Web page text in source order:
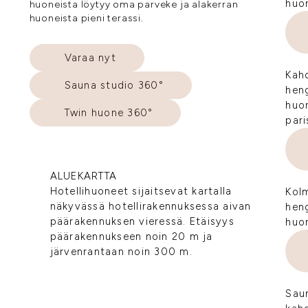
huoneista löytyy oma parveke ja alakerran
huoneista pieni terassi.
Varaa nyt
Sauna studio 360°
Twin huone 360°
ALUEKARTTA
Hotellihuoneet sijaitsevat kartalla
näkyvässä hotellirakennuksessa aivan
päärakennuksen vieressä. Etäisyys
päärakennukseen noin 20 m ja
järvenrantaan noin 300 m.